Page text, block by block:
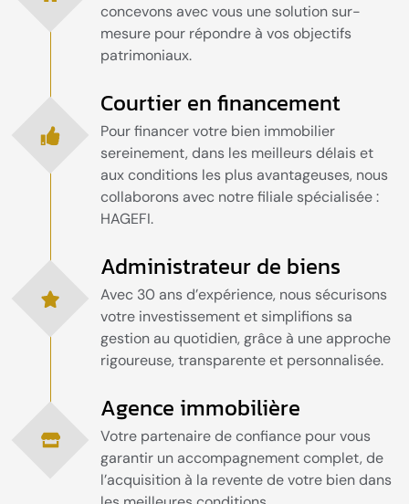
concevons avec vous une solution sur-
mesure pour répondre à vos objectifs
patrimoniaux.
Courtier en financement
Pour financer votre bien immobilier
sereinement, dans les meilleurs délais et
aux conditions les plus avantageuses, nous
collaborons avec notre filiale spécialisée :
HAGEFI.
Administrateur de biens
Avec 30 ans d’expérience, nous sécurisons
votre investissement et simplifions sa
gestion au quotidien, grâce à une approche
rigoureuse, transparente et personnalisée.
Agence immobilière
Votre partenaire de confiance pour vous
garantir un accompagnement complet, de
l’acquisition à la revente de votre bien dans